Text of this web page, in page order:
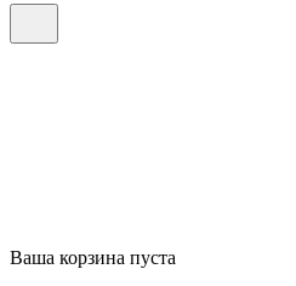
Ваша корзина пуста